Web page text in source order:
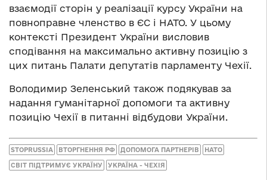
взаємодії сторін у реалізації курсу України на
повноправне членство в ЄС і НАТО. У цьому
контексті Президент України висловив
сподівання на максимально активну позицію з
цих питань Палати депутатів парламенту Чехії.
Володимир Зеленський також подякував за
надання гуманітарної допомоги та активну
позицію Чехії в питанні відбудови України.
STOPRUSSIA ВТОРГНЕННЯ РФ ДОПОМОГА ПАРТНЕРІВ НАТО
СВІТ ПІДТРИМУЄ УКРАЇНУ УКРАЇНА - ЧЕХІЯ